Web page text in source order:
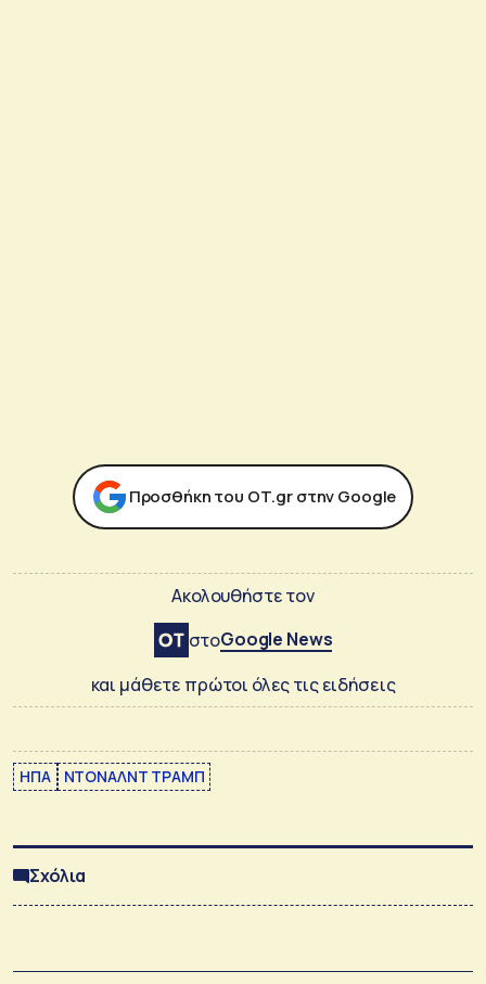
Προσθήκη του ΟΤ.gr στην Google
Ακολουθήστε τον
στοGoogle News
και μάθετε πρώτοι όλες τις ειδήσεις
ΗΠΑ ΝΤΟΝΑΛΝΤ ΤΡΑΜΠ
Σχόλια